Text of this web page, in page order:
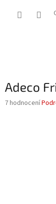
Adeco
Průměrné
7 hodnocení